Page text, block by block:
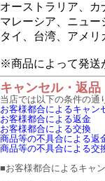
オーストラリア、カ
マレーシア、ニュー
タイ、台湾、アメリ
※商品によって発送
キャンセル・返
当店では以下の条件の通
お客様都合によるキャン
お客様都合による返金
お客様都合による交換
商品等の不具合による返
商品等の不具合による交
■お客様都合によるキャ